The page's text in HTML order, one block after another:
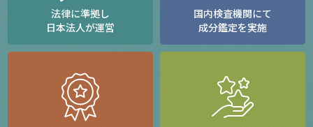
法律に準拠し
日本法人が運営
国内検査機関にて
成分鑑定を実施